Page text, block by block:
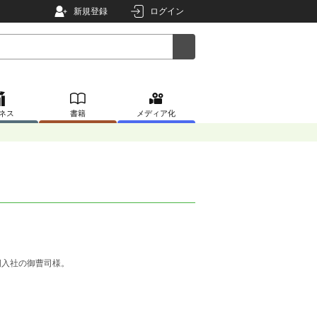
新規登録 ログイン
ス 書籍 メディア化
社の御曹司様。